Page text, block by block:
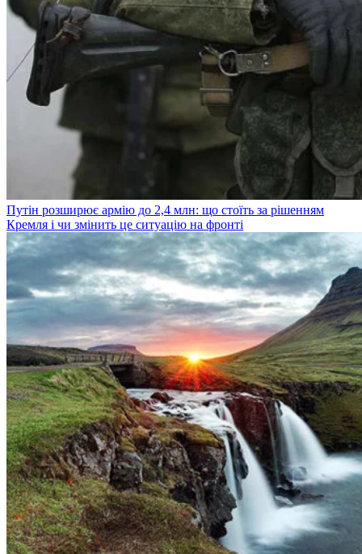
Путін розширює армію до 2,4 млн: що стоїть за рішенням
Кремля і чи змінить це ситуацію на фронті